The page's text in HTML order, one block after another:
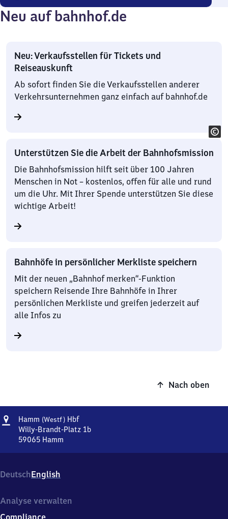
7
Angebote
Neu auf bahnhof.de
Neu: Verkaufsstellen für Tickets und
Reiseauskunft
Ab sofort finden Sie die Verkaufsstellen anderer
Verkehrsunternehmen ganz einfach auf bahnhof.de
Unterstützen Sie die Arbeit der Bahnhofsmission
Die Bahnhofsmission hilft seit über 100 Jahren
Menschen in Not – kostenlos, offen für alle und rund
um die Uhr. Mit Ihrer Spende unterstützen Sie diese
wichtige Arbeit!
Bahnhöfe in persönlicher Merkliste speichern
Mit der neuen „Bahnhof merken“-Funktion
speichern Reisende Ihre Bahnhöfe in Ihrer
persönlichen Merkliste und greifen jederzeit auf
alle Infos zu
Nach oben
Adresse
Hamm (Westf)HbfHamm
(Westfalen)
Willy-Brandt-Platz 1b
59065 Hamm
Hauptbahnhof,
Willy-
Platz
DeutschEnglish
Analyse verwalten
Compliance